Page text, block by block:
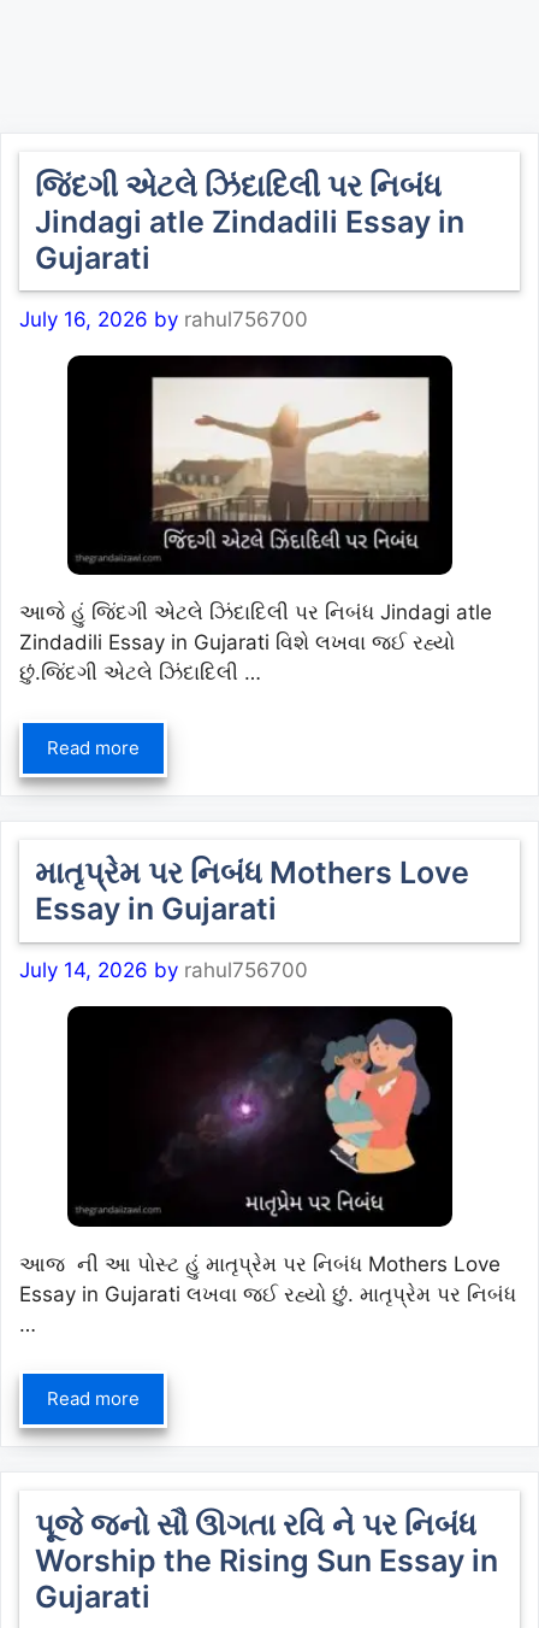
જિંદગી એટલે ઝિંદાદિલી પર નિબંધ
Jindagi atle Zindadili Essay in
Gujarati
July 16, 2026 by rahul756700
આજે હું જિંદગી એટલે ઝિંદાદિલી પર નિબંધ Jindagi atle
Zindadili Essay in Gujarati વિશે લખવા જઈ રહ્યો
છું.જિંદગી એટલે ઝિંદાદિલી …
Read more
માતૃપ્રેમ પર નિબંધ Mothers Love
Essay in Gujarati
July 14, 2026 by rahul756700
આજ ની આ પોસ્ટ હું માતૃપ્રેમ પર નિબંધ Mothers Love
Essay in Gujarati લખવા જઈ રહ્યો છું. માતૃપ્રેમ પર નિબંધ
…
Read more
પૂજે જનો સૌ ઊગતા રવિ ને પર નિબંધ
Worship the Rising Sun Essay in
Gujarati